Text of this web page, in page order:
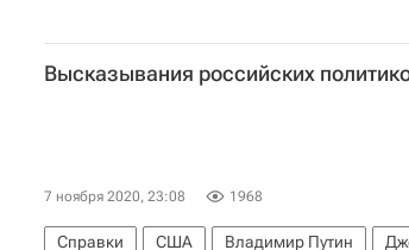
Высказывания российских
7 ноября 2020, 23:08 1968
Справки США Владимир Путин